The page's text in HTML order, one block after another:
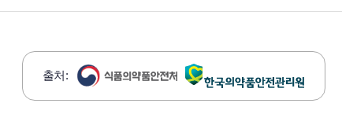
출처: